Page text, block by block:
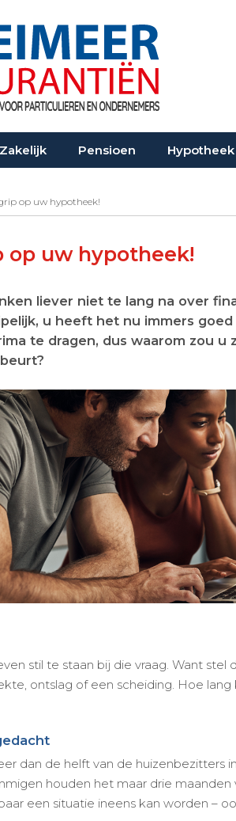
Zakelijk Pensioen Hypotheek
op uw hypotheek!
op uw hypotheek!
liever niet te lang na over
u heeft het nu immers
te dragen, dus waarom zou u
stil te staan bij die vraag. Want stel
ontslag of een scheiding. Hoe
dan de helft van de huizenbezitters
houden het maar drie maanden
een situatie ineens kan worden –